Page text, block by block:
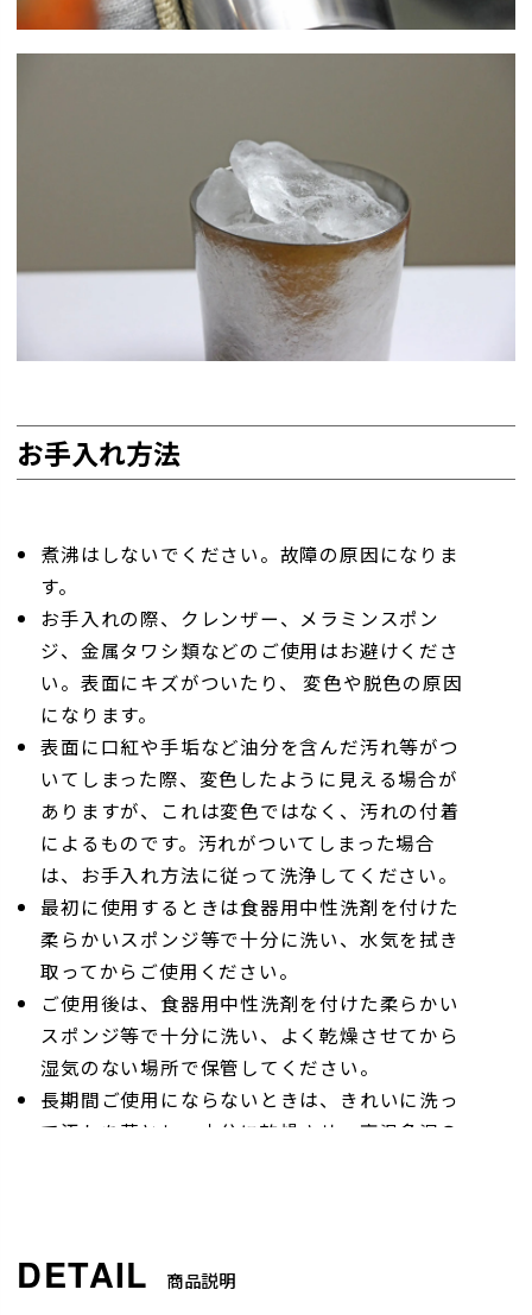
お手入れ方法
煮沸はしないでください。故障の原因になりま
す。
お手入れの際、クレンザー、メラミンスポン
ジ、金属タワシ類などのご使用はお避けくださ
い。表面にキズがついたり、 変色や脱色の原因
になります。
表面に口紅や手垢など油分を含んだ汚れ等がつ
いてしまった際、変色したように見える場合が
ありますが、これは変色ではなく、汚れの付着
によるものです。汚れがついてしまった場合
は、お手入れ方法に従って洗浄してください。
最初に使用するときは食器用中性洗剤を付けた
柔らかいスポンジ等で十分に洗い、水気を拭き
取ってからご使用ください。
ご使用後は、食器用中性洗剤を付けた柔らかい
スポンジ等で十分に洗い、よく乾燥させてから
湿気のない場所で保管してください。
長期間ご使用にならないときは、きれいに洗っ
て汚れを落とし、十分に乾燥させ、高温多湿の
商品説明